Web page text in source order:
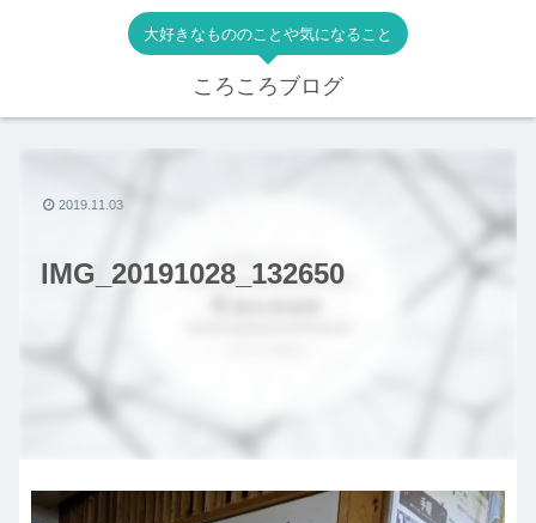
大好きなもののことや気になること
ころころブログ
IMG_20191028_132650
2019.11.03